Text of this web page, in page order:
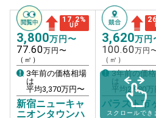
17.2%
UP
3,800万円〜
77.60万円〜
（㎡）
3年前の価格相場
は
平均3,370万円〜
新宿ニューキャ
ニオンタウンハ
3,620万円
100.60万円
（㎡）
3年前の価
は
平均2,980万
パラスト市
スクロールでき